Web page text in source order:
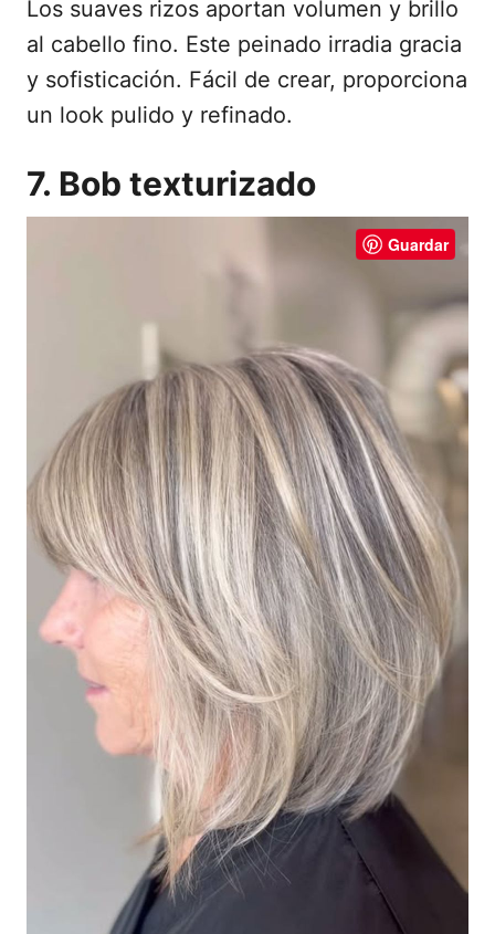
Los suaves rizos aportan volumen y brillo
al cabello fino. Este peinado irradia gracia
y sofisticación. Fácil de crear, proporciona
un look pulido y refinado.
7. Bob texturizado
Guardar